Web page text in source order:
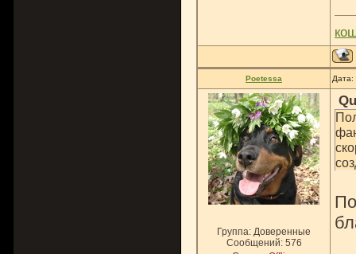
Poetessa
Группа: Доверенные
Сообщений: 576